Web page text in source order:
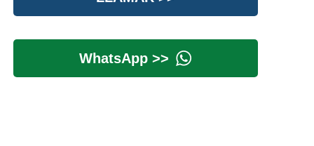
WhatsApp >>